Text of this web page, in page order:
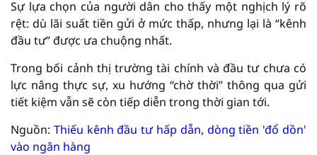
Sự lựa chọn của người dân cho thấy một nghịch lý rõ
rệt: dù lãi suất tiền gửi ở mức thấp, nhưng lại là “kênh
đầu tư” được ưa chuộng nhất.
Trong bối cảnh thị trường tài chính và đầu tư chưa có
lực nâng thực sự, xu hướng “chờ thời” thông qua gửi
tiết kiệm vẫn sẽ còn tiếp diễn trong thời gian tới.
Nguồn: Thiếu kênh đầu tư hấp dẫn, dòng tiền 'đổ dồn'
vào ngân hàng